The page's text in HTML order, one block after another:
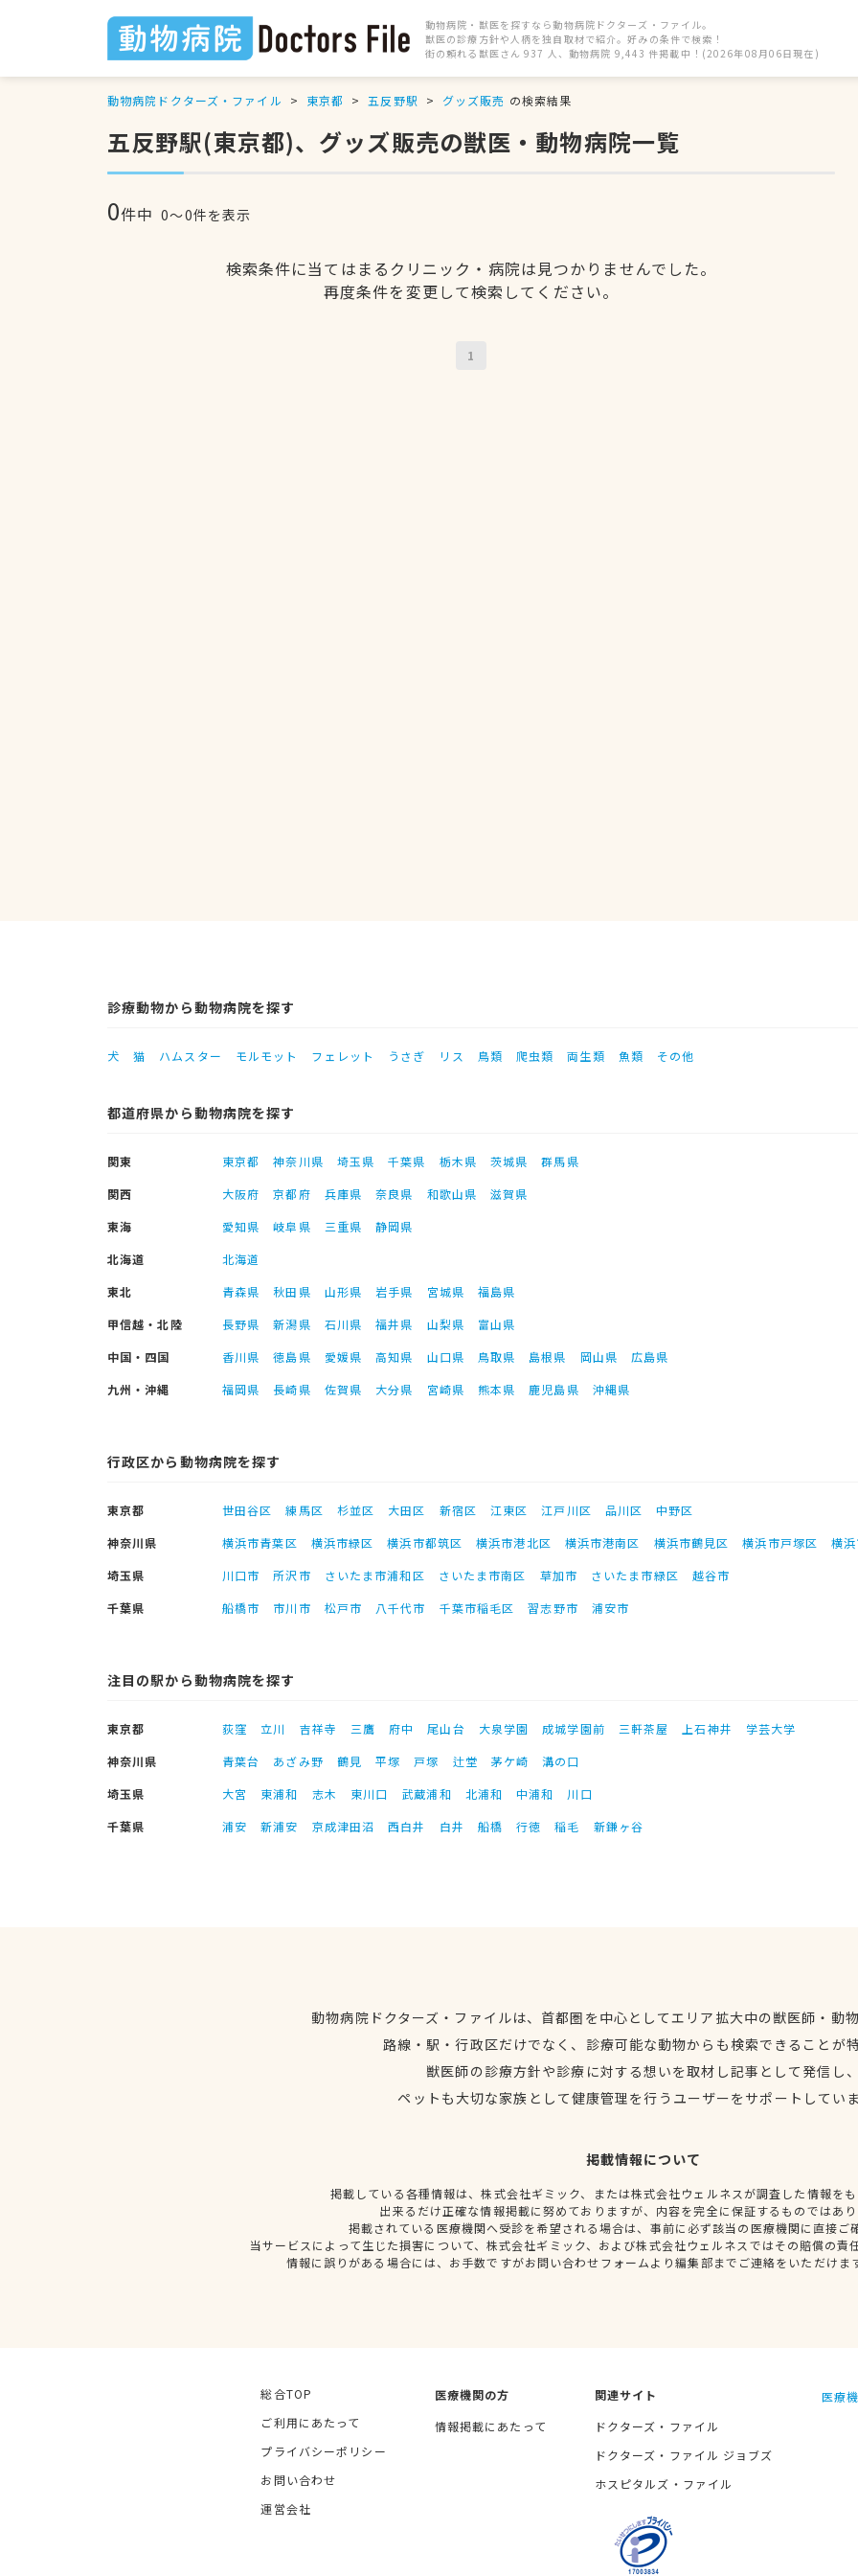
動物病院・獣医を探すなら動物病院ドクターズ・ファイル。
獣医の診療方針や人柄を独自取材で紹介。好みの条件で検索！
街の頼れる獣医さん 937 人、動物病院 9,443 件掲載中！(2026年08月06日現在)
動物病院ドクターズ・ファイル 東京都 五反野駅 グッズ販売 の検索結果
五反野駅(東京都)、グッズ販売の獣医・動物病院一覧
0件中 0〜0件を表示
検索条件に当てはまるクリニック・病院は見つかりませんでした。
再度条件を変更して検索してください。
1
診療動物から動物病院を探す
犬 猫 ハムスター モルモット フェレット うさぎ リス 鳥類 爬虫類 両生類 魚類 その他
都道府県から動物病院を探す
関東 東京都 神奈川県 埼玉県 千葉県 栃木県 茨城県
群馬県
関西
大阪府 京都府 兵庫県 奈良県 和歌山県
滋賀県
東海
愛知県 岐阜県 三重県
静岡県
北海道
北海道
東北
青森県 秋田県 山形県 岩手県 宮城県
福島県
甲信越・北陸
長野県 新潟県 石川県 福井県 山梨県
富山県
中国・四国
香川県 徳島県 愛媛県 高知県 山口県 鳥取県 島根県 岡山県
広島県
九州・沖縄
福岡県 長崎県 佐賀県 大分県 宮崎県 熊本県 鹿児島県 沖縄県
行政区から動物病院を探す
東京都 世田谷区 練馬区 杉並区 大田区 新宿区 江東区 江戸川区 品川区
中野区
神奈川県
横浜市青葉区 横浜市緑区 横浜市都筑区 横浜市港北区 横浜市港南区 横浜市鶴見区 横浜市戸塚区
横
埼玉県
川口市 所沢市 さいたま市浦和区 さいたま市南区 草加市 さいたま市緑区
越谷市
千葉県
船橋市 市川市 松戸市 八千代市 千葉市稲毛区 習志野市 浦安市
注目の駅から動物病院を探す
東京都 荻窪 立川 吉祥寺 三鷹 府中 尾山台 大泉学園 成城学園前 三軒茶屋 上石神井
学芸大学
神奈川県
青葉台 あざみ野 鶴見 平塚 戸塚 辻堂 茅ケ崎
溝の口
埼玉県
大宮 東浦和 志木 東川口 武蔵浦和 北浦和 中浦和
川口
千葉県
浦安 新浦安 京成津田沼 西白井 白井 船橋 行徳 稲毛 新鎌ヶ谷
動物病院ドクターズ・ファイルは、首都圏を中心としてエリア拡大中の獣医師・動
路線・駅・行政区だけでなく、診療可能な動物からも検索できることが
獣医師の診療方針や診療に対する想いを取材し記事として発信し
ペットも大切な家族として健康管理を行うユーザーをサポートしてい
掲載情報について
掲載している各種情報は、株式会社ギミック、または株式会社ウェルネスが調査した情報を
出来るだけ正確な情報掲載に努めておりますが、内容を完全に保証するものではあ
掲載されている医療機関へ受診を希望される場合は、事前に必ず該当の医療機関に直接ご
当サービスによって生じた損害について、株式会社ギミック、および株式会社ウェルネスではその賠償の責
情報に誤りがある場合には、お手数ですがお問い合わせフォームより編集部までご連絡をいただけま
総合TOP
ご利用にあたって
プライバシーポリシー
お問い合わせ
運営会社
医療機関の方
情報掲載にあたって
関連サイト
ドクターズ・ファイル
ドクターズ・ファイル ジョブズ
ホスピタルズ・ファイル
医療